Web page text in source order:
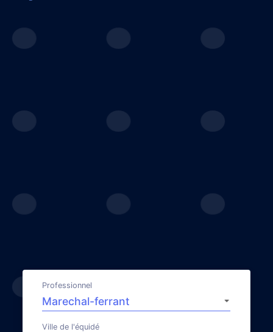
Professionnel
Ville de l'équidé